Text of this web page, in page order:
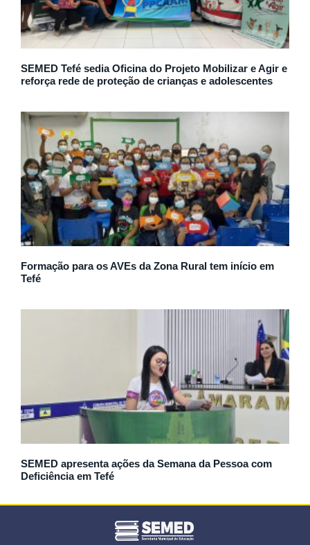
SEMED Tefé sedia Oficina do Projeto Mobilizar e Agir e
reforça rede de proteção de crianças e adolescentes
Formação para os AVEs da Zona Rural tem início em
Tefé
SEMED apresenta ações da Semana da Pessoa com
Deficiência em Tefé